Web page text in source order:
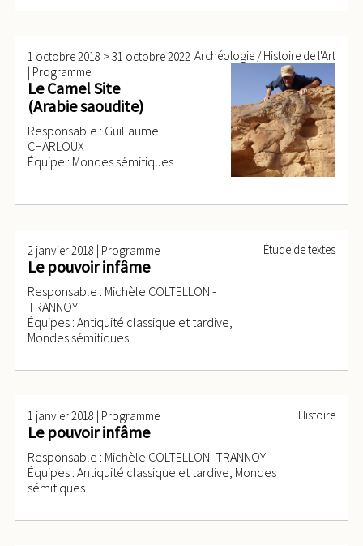
1 octobre 2018 >31 octobre 2022
| Programme
Le Camel Site
(Arabie saoudite)
Responsable : Guillaume
CHARLOUX
Équipe : Mondes sémitiques
Archéologie / Histoire de l'Art
2 janvier 2018 | Programme
Le pouvoir infâme
Responsable : Michèle COLTELLONI-
TRANNOY
Équipes : Antiquité classique et tardive,
Mondes sémitiques
Étude de textes
1 janvier 2018 | Programme
Le pouvoir infâme
Responsable : Michèle COLTELLONI-TRANNOY
Équipes : Antiquité classique et tardive, Mondes
sémitiques
Histoire